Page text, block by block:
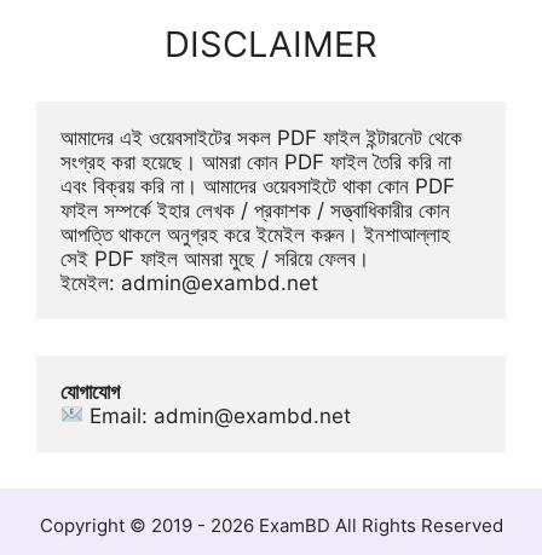
DISCLAIMER
আমাদের এই ওয়েবসাইটের সকল PDF ফাইল ইন্টারনেট থেকে
সংগ্রহ করা হয়েছে। আমরা কোন PDF ফাইল তৈরি করি না
এবং বিক্রয় করি না। আমাদের ওয়েবসাইটে থাকা কোন PDF
ফাইল সম্পর্কে ইহার লেখক / প্রকাশক / সত্ত্বাধিকারীর কোন
আপত্তি থাকলে অনুগ্রহ করে ইমেইল করুন। ইনশাআল্লাহ
সেই PDF ফাইল আমরা মুছে / সরিয়ে ফেলব।
ইমেইল: admin@exambd.net
যোগাযোগ
Email: admin@exambd.net
Copyright © 2019 - 2026 ExamBD All Rights Reserved